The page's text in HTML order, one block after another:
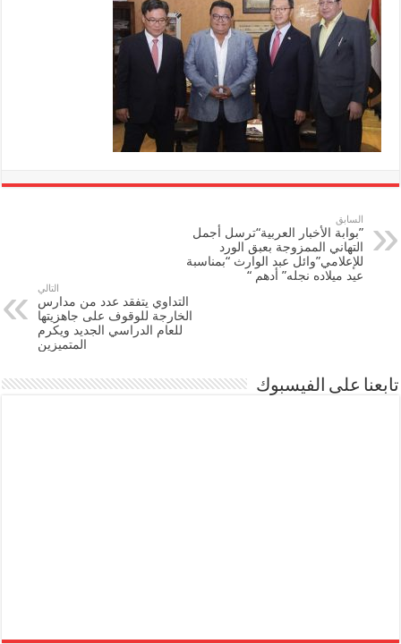
السابق
”بوابة الأخبار العربية“ترسل أجمل
التهاني الممزوجة بعبق الورد
للإعلامي”وائل عبد الوارث “بمناسبة
عيد ميلاده نجله” أدهم “
التالي
التداوي يتفقد عدد من مدارس
الخارجة للوقوف على جاهزيتها
للعام الدراسي الجديد ويكرم
المتميزين
تابعنا على الفيسبوك